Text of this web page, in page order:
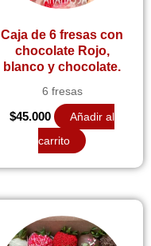
Caja de 6 fresas con
chocolate Rojo,
blanco y chocolate.
6 fresas
$45.000
Añadir al
carrito